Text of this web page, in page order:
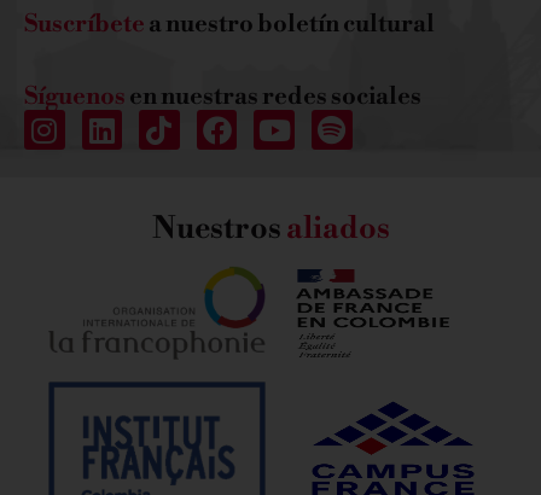
Suscríbete a nuestro boletín cultural
Síguenos en nuestras redes sociales
Nuestrosaliados